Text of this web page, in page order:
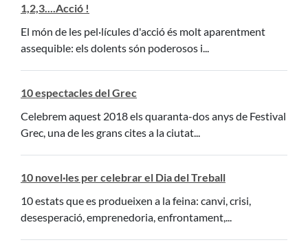
1,2,3....Acció !
El món de les pel·lícules d'acció és molt aparentment
assequible: els dolents són poderosos i...
10 espectacles del Grec
Celebrem aquest 2018 els quaranta-dos anys de Festival
Grec, una de les grans cites a la ciutat...
10 novel·les per celebrar el Dia del Treball
10 estats que es produeixen a la feina: canvi, crisi,
desesperació, emprenedoria, enfrontament,...